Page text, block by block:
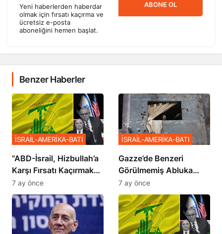
Yeni haberlerden haberdar
olmak için fırsatı kaçırma ve
ücretsiz e-posta
aboneliğini hemen başlat.
ABONE OL
Benzer Haberler
​​​​​​​”ABD-İsrail, Hizbullah’a
Karşı Fırsatı Kaçırmak
İstemiyor”
İSRAİL-AMERİKA-BATI
7 ay önce
​​​​​​​Gazze’de Benzeri
Görülmemiş Abluka
Planı
İSRAİL-AMERİKA-BATI
7 ay önce